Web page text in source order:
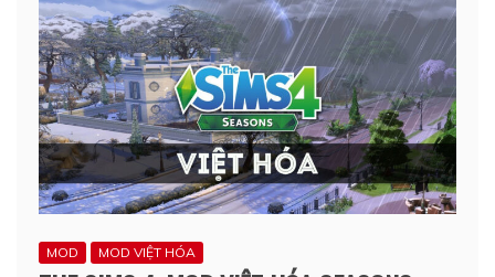
MOD MOD VIỆT HÓA